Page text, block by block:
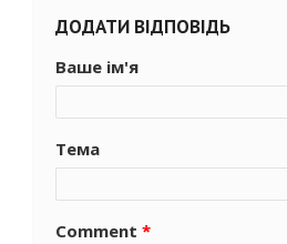
ДОДАТИ ВІДПОВІДЬ
Ваше ім'я
Тема
Comment *